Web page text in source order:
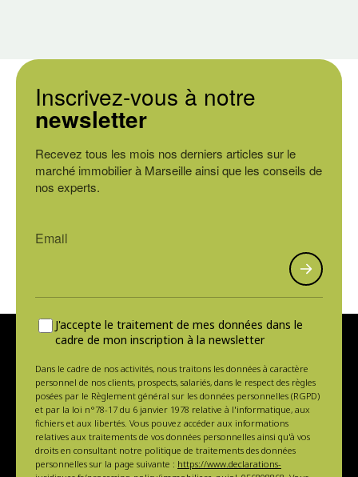
Inscrivez-vous à notre
newsletter
Recevez tous les mois nos derniers articles sur le
marché immobilier à Marseille ainsi que les conseils de
nos experts.
J'accepte le traitement de mes données dans le
cadre de mon inscription à la newsletter
Dans le cadre de nos activités, nous traitons les données à caractère
personnel de nos clients, prospects, salariés, dans le respect des règles
posées par le Règlement général sur les données personnelles (RGPD)
et par la loi n°78-17 du 6 janvier 1978 relative à l'informatique, aux
fichiers et aux libertés. Vous pouvez accéder aux informations
relatives aux traitements de vos données personnelles ainsi qu'à vos
droits en consultant notre politique de traitements des données
personnelles sur la page suivante : https://www.declarations-